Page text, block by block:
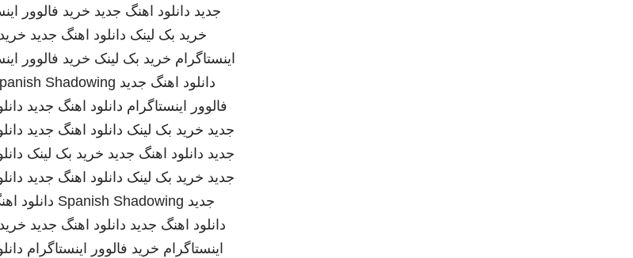
جدید دانلود اهنگ جدید خرید فالوور
خرید بک لینک دانلود اهنگ جدید
اینستاگرام خرید بک لینک خرید فالوور
دانلود اهنگ جدید Shadowing
فالوور اینستاگرام دانلود اهنگ جدید
جدید خرید بک لینک دانلود اهنگ جدید
جدید دانلود اهنگ جدید خرید بک لینک
جدید خرید بک لینک دانلود اهنگ جدید
جدید Spanish Shadowing دانلود
دانلود اهنگ جدید دانلود اهنگ جدید
اینستاگرام خرید فالوور اینستاگرام